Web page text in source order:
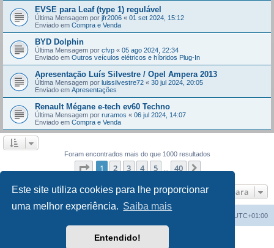
Este site utiliza cookies para lhe proporcionar
uma melhor experiência. Saiba mais
Entendido!
EVSE para Leaf (type 1) regulável
Última Mensagem por jfr2006 « 01 set 2024, 15:12
Enviado em Compra e Venda
BYD Dolphin
Última Mensagem por cfvp « 05 ago 2024, 22:34
Enviado em Outros veículos elétricos e híbridos Plug-In
Apresentação Luís Silvestre / Opel Ampera 2013
Última Mensagem por luissilvestre72 « 30 jul 2024, 20:05
Enviado em Apresentações
Renault Mégane e-tech ev60 Techno
Última Mensagem por ruramos « 06 jul 2024, 14:07
Enviado em Compra e Venda
Foram encontrados mais do que 1000 resultados
Página de 40
1 2 3 4 5 40
Ir para
UTC+01:00
Desenvolvido porphpBB® Forum Software © phpBB Limited